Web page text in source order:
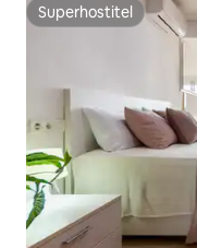
Superhostiteľ
Superhostiteľ